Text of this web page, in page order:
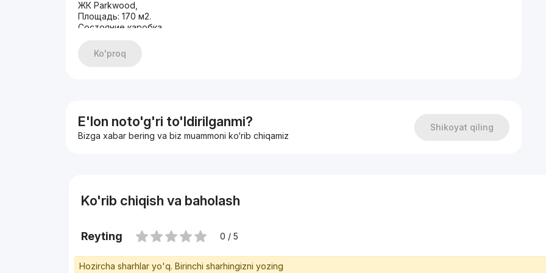
ЖК Parkwood,
Площадь: 170 м2.
Состояние каробка
- Установлена Система центрального кондиционирования VRF GREE;
- вытяжка, 3 х фазное электричество, стяжка от застройщика; - широкий фасад, турецкие рамы от
Ko'proq
E'lon noto'g'ri to'ldirilganmi?
Bizga xabar bering va biz muammoni ko‘rib chiqamiz
Shikoyat qiling
Ko'rib chiqish va baholash
Reyting 0 / 5
Hozircha sharhlar yo'q. Birinchi sharhingizni yozing